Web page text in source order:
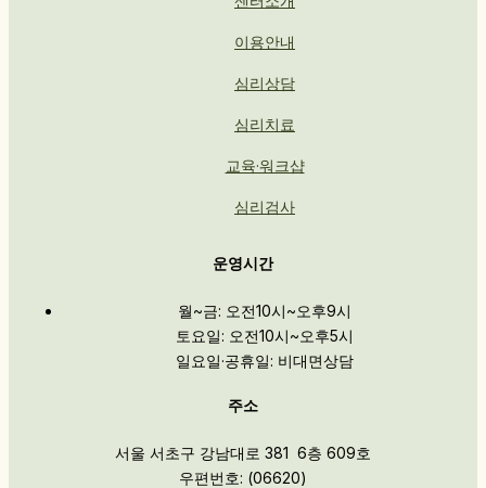
이용안내
심리상담
심리치료
교육·워크샵
심리검사
운영시간
월~금: 오전10시~오후9시
토요일: 오전10시~오후5시
일요일·공휴일: 비대면상담
주소
서울 서초구 강남대로 381 6층 609호
우편번호: (06620)